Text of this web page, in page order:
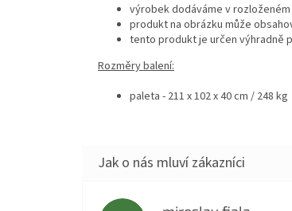
výrobek dodáváme v
produkt na obrázku může
tento produkt je určen výhradně
Rozměry balení:
paleta - 211 x 102 x 40 cm / 248 kg